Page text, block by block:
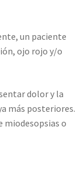
un paciente
ojo rojo y/o
dolor y la
más posteriores.
miodesopsias o